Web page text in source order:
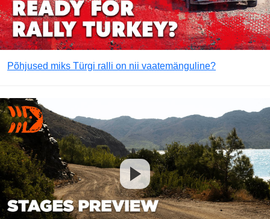
Põhjused miks Türgi ralli on nii vaatemänguline?